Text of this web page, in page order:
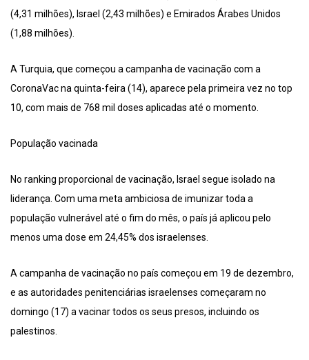
(4,31 milhões), Israel (2,43 milhões) e Emirados Árabes Unidos
(1,88 milhões).
A Turquia, que começou a campanha de vacinação com a
CoronaVac na quinta-feira (14), aparece pela primeira vez no top
10, com mais de 768 mil doses aplicadas até o momento.
População vacinada
No ranking proporcional de vacinação, Israel segue isolado na
liderança. Com uma meta ambiciosa de imunizar toda a
população vulnerável até o fim do mês, o país já aplicou pelo
menos uma dose em 24,45% dos israelenses.
A campanha de vacinação no país começou em 19 de dezembro,
e as autoridades penitenciárias israelenses começaram no
domingo (17) a vacinar todos os seus presos, incluindo os
palestinos.